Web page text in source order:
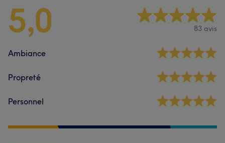
5,0 83 avis
Ambiance
Propreté
Personnel